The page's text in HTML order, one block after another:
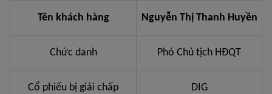
Tên khách hàng Nguyễn Thị Thanh Huyền
Chức danh Phó Chủ tịch HĐQT
Cổ phiếu bị giải chấp DIG